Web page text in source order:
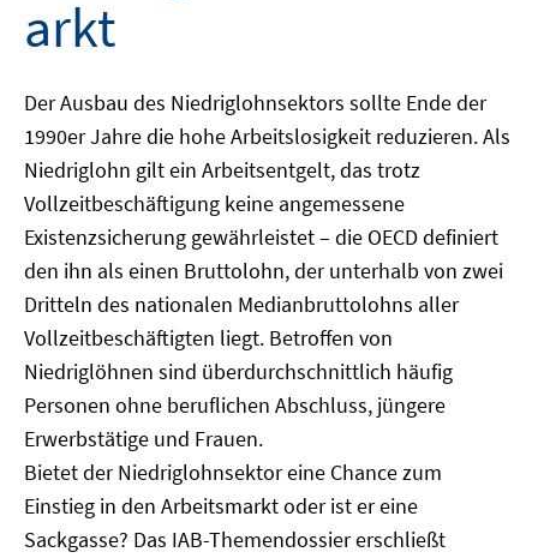
arkt
Der Ausbau des Niedriglohnsektors sollte Ende der
1990er Jahre die hohe Arbeitslosigkeit reduzieren. Als
Niedriglohn gilt ein Arbeitsentgelt, das trotz
Vollzeitbeschäftigung keine angemessene
Existenzsicherung gewährleistet – die OECD definiert
den ihn als einen Bruttolohn, der unterhalb von zwei
Dritteln des nationalen Medianbruttolohns aller
Vollzeitbeschäftigten liegt. Betroffen von
Niedriglöhnen sind überdurchschnittlich häufig
Personen ohne beruflichen Abschluss, jüngere
Erwerbstätige und Frauen.
Bietet der Niedriglohnsektor eine Chance zum
Einstieg in den Arbeitsmarkt oder ist er eine
Sackgasse? Das IAB-Themendossier erschließt